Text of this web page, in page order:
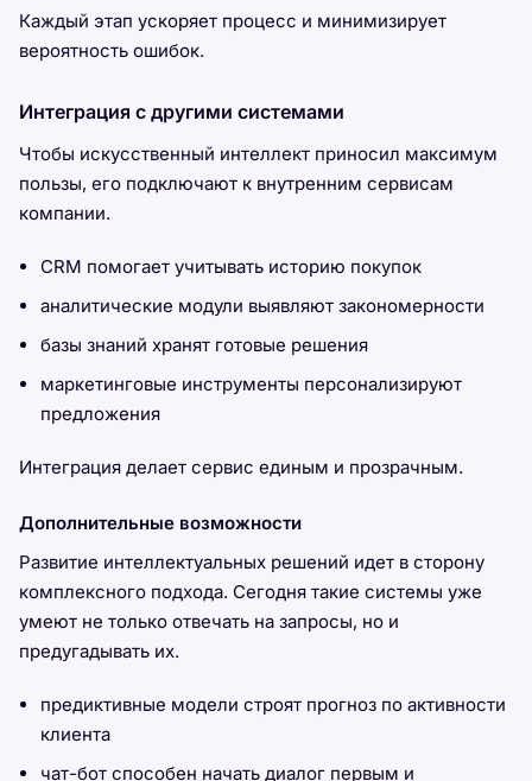
Каждый этап ускоряет процесс и минимизирует
вероятность ошибок.
Интеграция с другими системами
Чтобы искусственный интеллект приносил максимум
пользы, его подключают к внутренним сервисам
компании.
CRM помогает учитывать историю покупок
аналитические модули выявляют закономерности
базы знаний хранят готовые решения
маркетинговые инструменты персонализируют
предложения
Интеграция делает сервис единым и прозрачным.
Дополнительные возможности
Развитие интеллектуальных решений идет в сторону
комплексного подхода. Сегодня такие системы уже
умеют не только отвечать на запросы, но и
предугадывать их.
предиктивные модели строят прогноз по активности
клиента
чат-бот способен начать диалог первым и